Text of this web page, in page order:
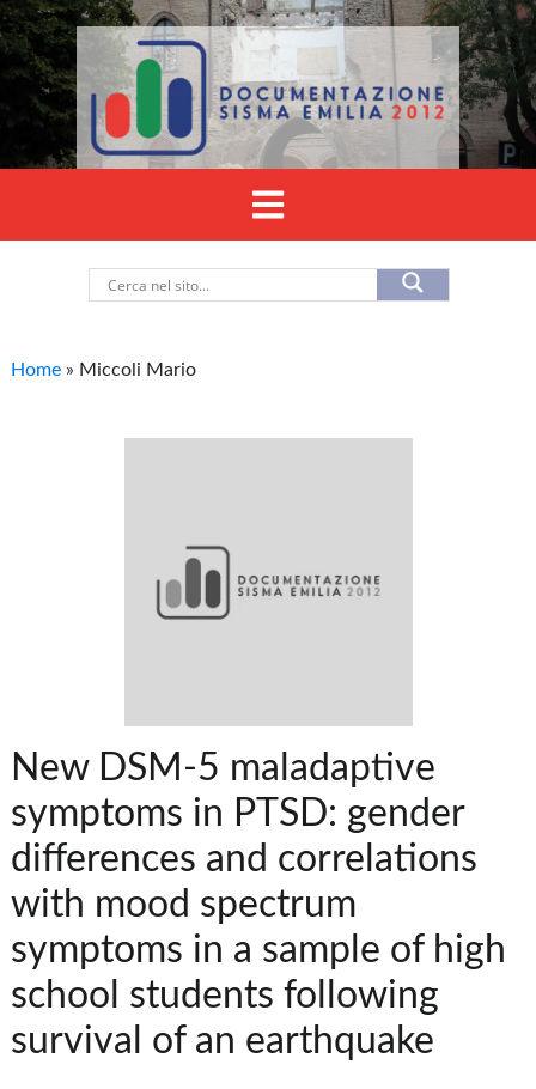
Home » Miccoli Mario
New DSM-5 maladaptive
symptoms in PTSD: gender
differences and correlations
with mood spectrum
symptoms in a sample of high
school students following
survival of an earthquake